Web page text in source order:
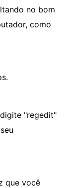
no bom
como
"regedit"
que você